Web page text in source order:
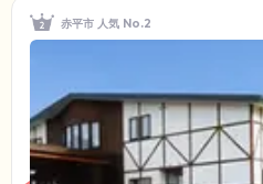
赤平市 人気 No.2